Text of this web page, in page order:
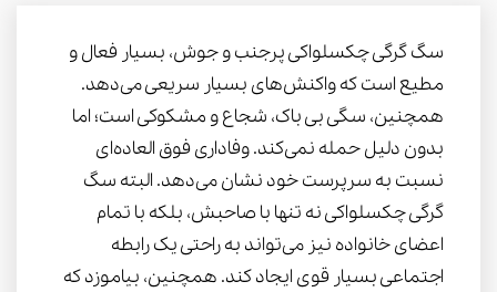
سگ گرگی چکسلواکی پرجنب و جوش، بسیار فعال و
مطیع است که واکنش‌های بسیار سریعی می‌دهد.
همچنین، سگی بی باک، شجاع و مشکوکی است؛ اما
بدون دلیل حمله نمی‌کند. وفاداری فوق العاده‌ای
نسبت به سرپرست خود نشان می‌دهد. البته سگ
گرگی چکسلواکی نه تنها با صاحبش، بلکه با تمام
اعضای خانواده نیز می‌تواند به ‌راحتی یک رابطه
اجتماعی بسیار قوی ایجاد کند. همچنین، بیاموزد که